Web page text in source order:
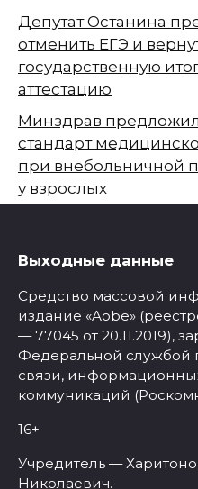
Депутат Останина
отменить ЕГЭ и
государственную
аттестацию
Минздрав предложил
стандарт
при внебольничной
у взрослых
Выходные данные
Средство массовой
издание «Aobe»
— 77045 от 20.11.2019),
Федеральной службой
связи,
коммуникаций
16+
Учредитель —
Николаевич.